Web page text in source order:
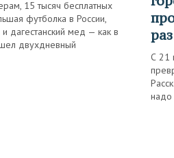
15 тысяч бесплатных
футболка в России,
дагестанский мед — как в
двухдневный
раз
С 21
надо